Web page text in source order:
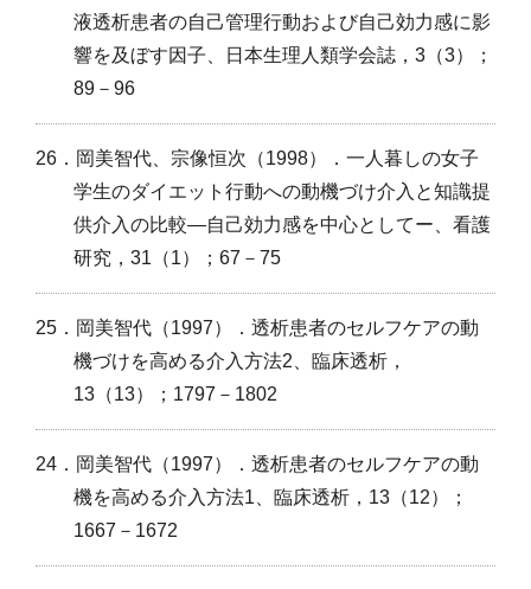
液透析患者の自己管理行動および自己効力感に影
響を及ぼす因子、日本生理人類学会誌，3（3）；
89－96
26．岡美智代、宗像恒次（1998）．一人暮しの女子
学生のダイエット行動への動機づけ介入と知識提
供介入の比較―自己効力感を中心としてー、看護
研究，31（1）；67－75
25．岡美智代（1997）．透析患者のセルフケアの動
機づけを高める介入方法2、臨床透析，
13（13）；1797－1802
24．岡美智代（1997）．透析患者のセルフケアの動
機を高める介入方法1、臨床透析，13（12）；
1667－1672